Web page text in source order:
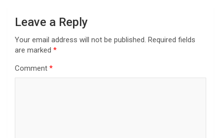
Leave a Reply
Your email address will not be published. Required fields
are marked *
Comment *